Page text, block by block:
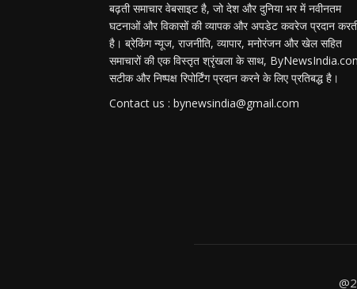
बढ़ती समाचार वेबसाइट है, जो देश और दुनिया भर में नवीनतम
घटनाओं और विकासों की व्यापक और अपडेट कवरेज प्रदान
है। ब्रेकिंग न्यूज, राजनीति, व्यापार, मनोरंजन और खेल सहित
समाचारों की एक विस्तृत श्रृंखला के साथ,
सटीक और निष्पक्ष रिपोर्टिंग प्रदान करने के लिए प्रतिबद्ध है।
Contact us : bynewsindia@gmail.com